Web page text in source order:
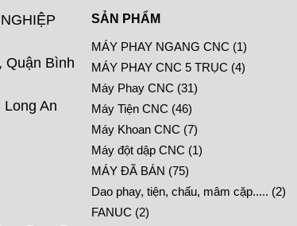
Quận Bình
An
SẢN PHẨM
MÁY PHAY NGANG CNC (1)
MÁY PHAY CNC 5 TRỤC (4)
Máy Phay CNC (31)
Máy Tiện CNC (46)
Máy Khoan CNC (7)
Máy đột dập CNC (1)
MÁY ĐÃ BÁN (75)
Dao phay, tiện, chấu, mâm cặp..... (2)
FANUC (2)